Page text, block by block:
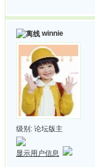
winnie
级别: 论坛版主
显示用户信息